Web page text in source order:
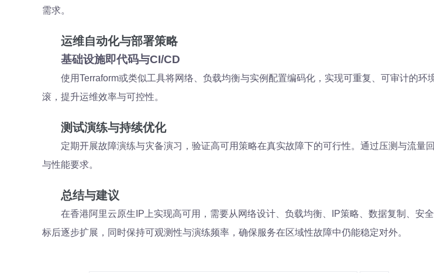
需求。
运维自动化与部署策略
基础设施即代码与CI/CD
使用Terraform或类似工具将网络、负载均衡与实例配置编码化，实现可重复、可审计的
滚，提升运维效率与可控性。
测试演练与持续优化
定期开展故障演练与灾备演习，验证高可用策略在真实故障下的可行性。通过压测与流
与性能要求。
总结与建议
在香港阿里云原生IP上实现高可用，需要从网络设计、负载均衡、IP策略、数据复制、安
标后逐步扩展，同时保持可观测性与演练频率，确保服务在区域性故障中仍能稳定对外。